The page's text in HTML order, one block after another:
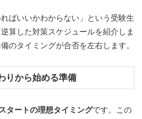
ればいいかわからない」という受験生
算した対策スケジュールを紹介しま
のタイミングが合否を左右します。
りから始める準備
タートの理想タイミングです。この